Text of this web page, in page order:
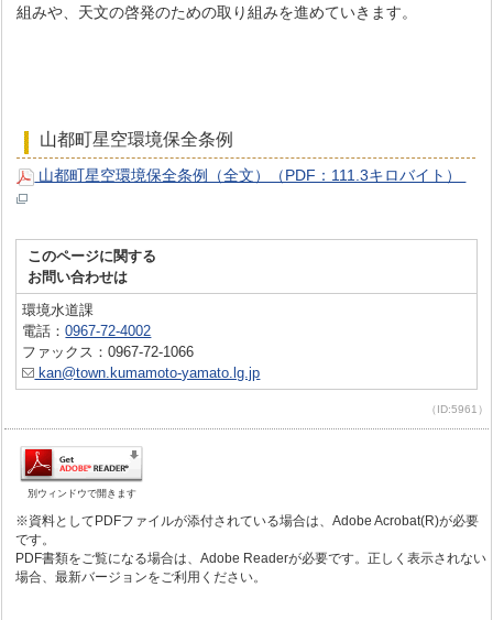
組みや、天文の啓発のための取り組みを進めていきます。
山都町星空環境保全条例
山都町星空環境保全条例（全文）（PDF：111.3キロバイト）
このページに関する
お問い合わせは
環境水道課
電話：0967-72-4002
ファックス：0967-72-1066
kan@town.kumamoto-yamato.lg.jp
（ID:5961）
別ウィンドウで開きます
※資料としてPDFファイルが添付されている場合は、Adobe Acrobat(R)が必要
です。
PDF書類をご覧になる場合は、Adobe Readerが必要です。正しく表示されない
場合、最新バージョンをご利用ください。